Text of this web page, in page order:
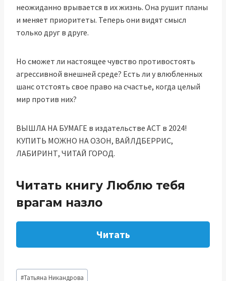
неожиданно врывается в их жизнь. Она рушит планы
и меняет приоритеты. Теперь они видят смысл
только друг в друге.
Но сможет ли настоящее чувство противостоять
агрессивной внешней среде? Есть ли у влюбленных
шанс отстоять свое право на счастье, когда целый
мир против них?
ВЫШЛА НА БУМАГЕ в издательстве АСТ в 2024!
КУПИТЬ МОЖНО НА ОЗОН, ВАЙЛДБЕРРИС,
ЛАБИРИНТ, ЧИТАЙ ГОРОД.
Читать книгу Люблю тебя
врагам назло
Читать
Метки
#Татьяна Никандрова